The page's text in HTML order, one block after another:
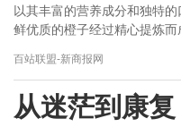
以其丰富的营养成分和独特
鲜优质的橙子经过精心提炼而
百站联盟-新商报网
从迷茫到康